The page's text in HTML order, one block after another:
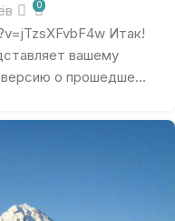
0
Итак!
вашему
о прошедше...